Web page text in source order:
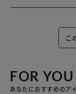
こ
FOR YOU
あなたにおすすめのア